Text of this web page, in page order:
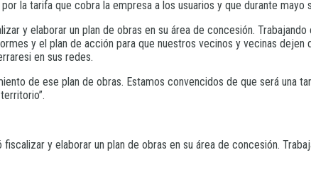
la tarifa que cobra la empresa a los usuarios y que durante mayo
y elaborar un plan de obras en su área de concesión.
y el plan de acción para que nuestros vecinos y vecinas
en sus redes.
de ese plan de obras. Estamos convencidos de que será una
y elaborar un plan de obras en su área de concesión.